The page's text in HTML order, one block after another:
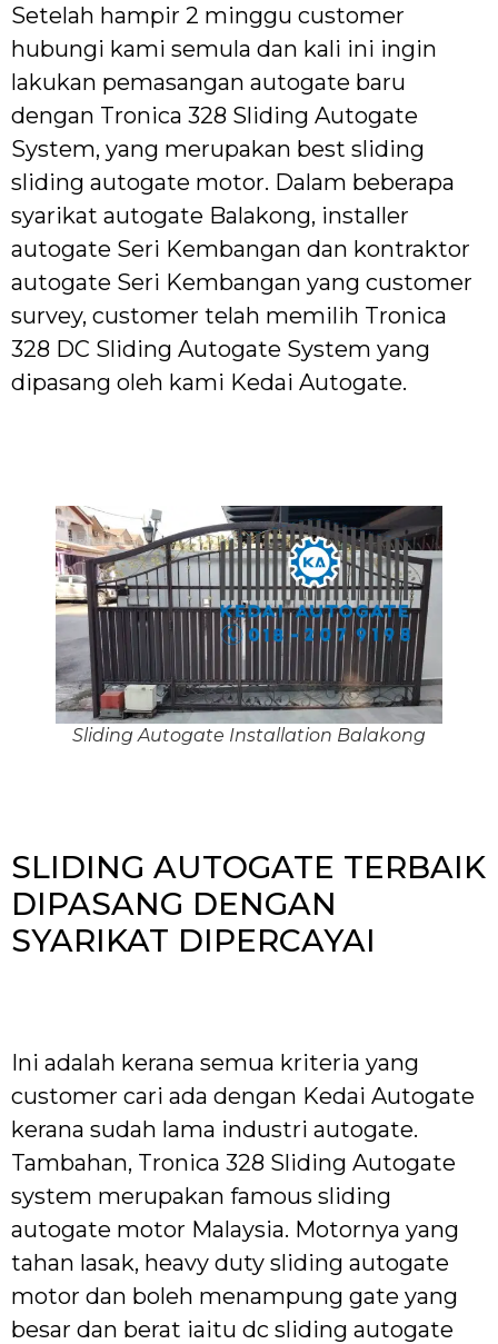
Setelah hampir 2 minggu customer
hubungi kami semula dan kali ini ingin
lakukan pemasangan autogate baru
dengan Tronica 328 Sliding Autogate
System, yang merupakan best sliding
sliding autogate motor. Dalam beberapa
syarikat autogate Balakong, installer
autogate Seri Kembangan dan kontraktor
autogate Seri Kembangan yang customer
survey, customer telah memilih Tronica
328 DC Sliding Autogate System yang
dipasang oleh kami Kedai Autogate.
Sliding Autogate Installation Balakong
SLIDING AUTOGATE TERBAIK
DIPASANG DENGAN
SYARIKAT DIPERCAYAI
Ini adalah kerana semua kriteria yang
customer cari ada dengan Kedai Autogate
kerana sudah lama industri autogate.
Tambahan, Tronica 328 Sliding Autogate
system merupakan famous sliding
autogate motor Malaysia. Motornya yang
tahan lasak, heavy duty sliding autogate
motor dan boleh menampung gate yang
besar dan berat iaitu dc sliding autogate